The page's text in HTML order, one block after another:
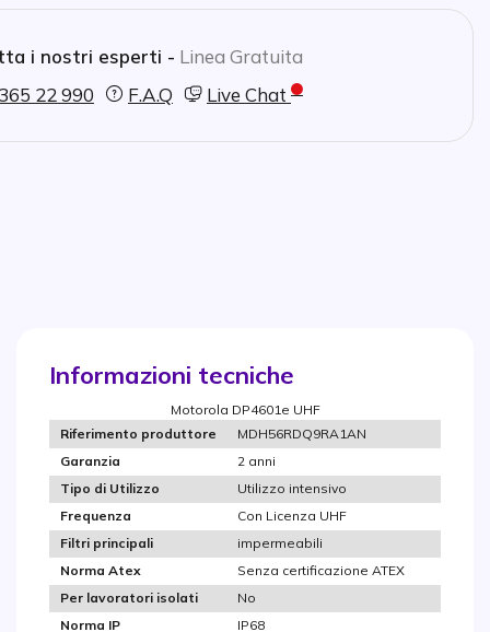
i nostri esperti - Linea Gratuita
22 990
F.A.Q Live Chat
Informazioni tecniche
Motorola DP4601e UHF
Riferimento produttore
MDH56RDQ9RA1AN
Garanzia
2 anni
Tipo di Utilizzo
Utilizzo intensivo
Frequenza
Con Licenza UHF
Filtri principali
impermeabili
Norma Atex
Senza certificazione ATEX
Per lavoratori isolati
No
Norma IP
IP68